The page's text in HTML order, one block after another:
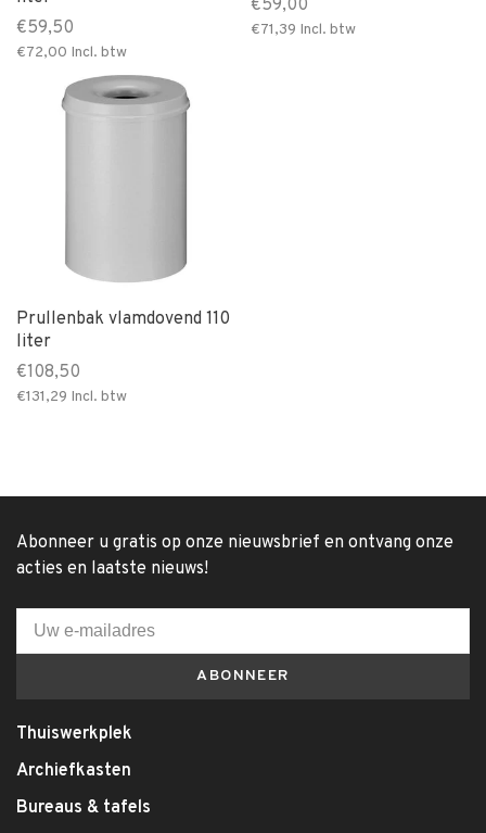
€59,50
€72,00 Incl. btw
€59,00
€71,39 Incl. btw
Prullenbak vlamdovend 110
liter
€108,50
€131,29 Incl. btw
Abonneer u gratis op onze nieuwsbrief en ontvang onze
acties en laatste nieuws!
ABONNEER
Thuiswerkplek
Archiefkasten
Bureaus & tafels